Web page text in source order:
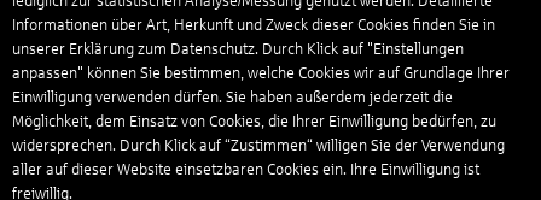
Informationen über Art, Herkunft und Zweck dieser Cookies finden Sie in
unserer Erklärung zum Datenschutz. Durch Klick auf "Einstellungen
anpassen" können Sie bestimmen, welche Cookies wir auf Grundlage Ihrer
Einwilligung verwenden dürfen. Sie haben außerdem jederzeit die
Möglichkeit, dem Einsatz von Cookies, die Ihrer Einwilligung bedürfen, zu
widersprechen. Durch Klick auf “Zustimmen“ willigen Sie der Verwendung
aller auf dieser Website einsetzbaren Cookies ein. Ihre Einwilligung ist
freiwillig.